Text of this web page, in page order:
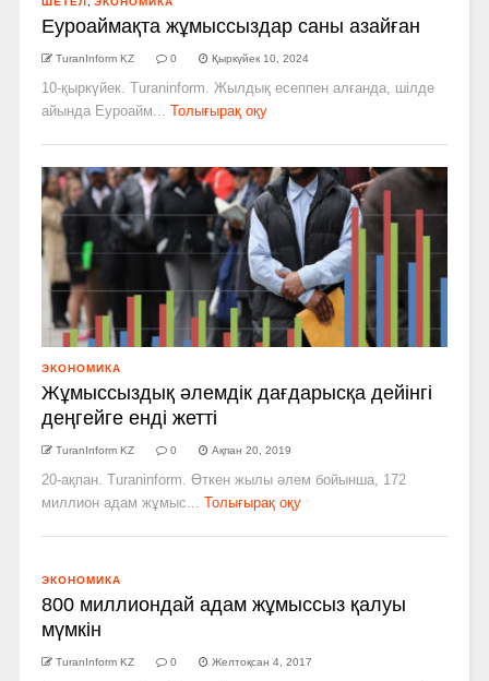
Еуроаймақта жұмыссыздар саны азайған
TuranInform KZ 0 Қыркүйек 10, 2024
10-қыркүйек. Turaninform. Жылдық есеппен алғанда, шілде
айында Еуроайм...
Толығырақ оқу
ЭКОНОМИКА
Жұмыссыздық әлемдік дағдарысқа дейінгі
деңгейге енді жетті
TuranInform KZ 0 Ақпан 20, 2019
20-ақпан. Turaninform. Өткен жылы әлем бойынша, 172
миллион адам жұмыс...
Толығырақ оқу
ЭКОНОМИКА
800 миллиондай адам жұмыссыз қалуы
мүмкін
TuranInform KZ 0 Желтоқсан 4, 2017